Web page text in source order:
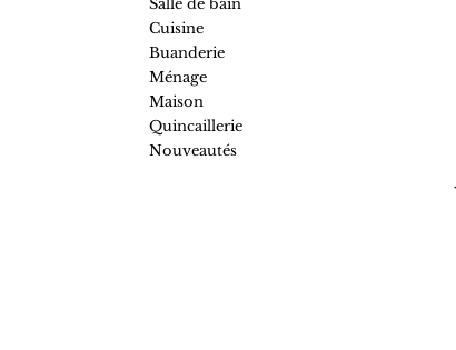
Cuisine
Buanderie
Ménage
Maison
Quincaillerie
Nouveautés